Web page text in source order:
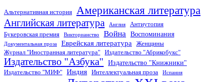
Альтернативная история Американская литература
Английская литература Англия
Антиутопия
Букеровская премия
Викторианство Война Воспоминания
Документальная проза Еврейская литература
Женщины
Журнал "Иностранная литература"
Издательство "Абрикобукс"
Издательство "Азбука" Издательство "Книжники"
Издательство "МИФ" Индия Интеллектуальная проза Испания